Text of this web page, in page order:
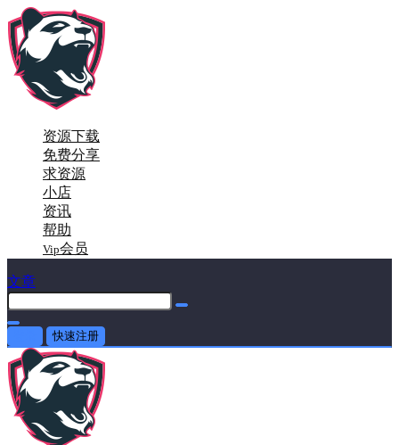
资源下载
免费分享
求资源
小店
资讯
帮助
Vip会员
文章
快速注册